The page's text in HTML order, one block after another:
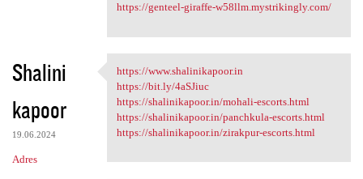
https://genteel-giraffe-w58llm.mystrikingly.com/
Shalini
kapoor
19.06.2024
Adres
https://www.shalinikapoor.in
https://www.shalinikapoor.in
https://bit.ly/4aSJiuc
https://shalinikapoor.in/mohali-escorts.html
https://shalinikapoor.in/panchkula-escorts.html
https://shalinikapoor.in/zirakpur-escorts.html